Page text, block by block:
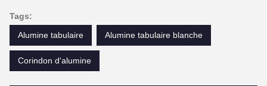
Tags:
Alumine tabulaire
Alumine tabulaire blanche
Corindon d'alumine